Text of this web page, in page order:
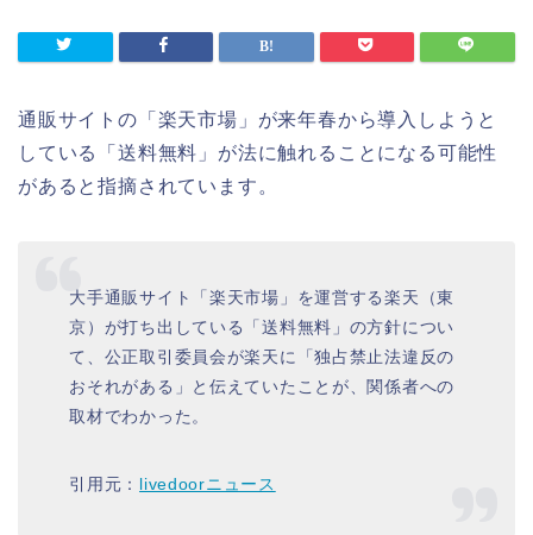
通販サイトの「楽天市場」が来年春から導入しようと
している「送料無料」が法に触れることになる可能性
があると指摘されています。
大手通販サイト「楽天市場」を運営する楽天（東
京）が打ち出している「送料無料」の方針につい
て、公正取引委員会が楽天に「独占禁止法違反の
おそれがある」と伝えていたことが、関係者への
取材でわかった。
引用元： livedoorニュース